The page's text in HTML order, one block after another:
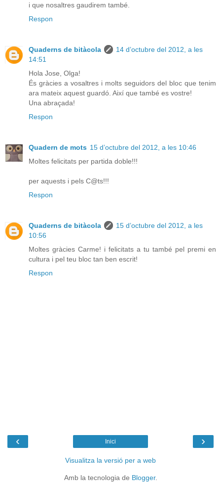
i que nosaltres gaudirem també.
Respon
Quaderns de bitàcola
14 d’octubre del 2012, a les
14:51
Hola Jose, Olga!
És gràcies a vosaltres i molts seguidors del bloc que tenim
ara mateix aquest guardó. Així que també es vostre!
Una abraçada!
Respon
Quadern de mots 15 d’octubre del 2012, a les 10:46
Moltes felicitats per partida doble!!!
per aquests i pels C@ts!!!
Respon
Quaderns de bitàcola
15 d’octubre del 2012, a les
10:56
Moltes gràcies Carme! i felicitats a tu també pel premi en
cultura i pel teu bloc tan ben escrit!
Respon
‹ ›
Inici
Visualitza la versió per a web
Amb la tecnologia de Blogger.